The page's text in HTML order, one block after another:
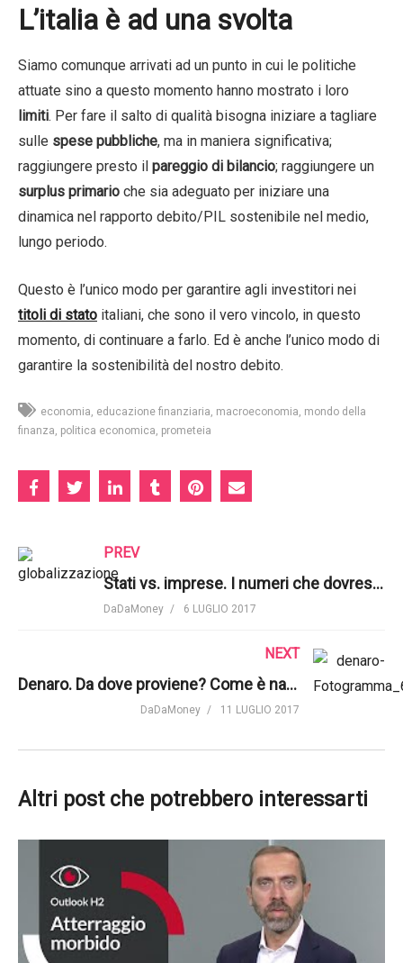
L’italia è ad una svolta
Siamo comunque arrivati ad un punto in cui le politiche
attuate sino a questo momento hanno mostrato i loro
limiti. Per fare il salto di qualità bisogna iniziare a tagliare
sulle spese pubbliche, ma in maniera significativa;
raggiungere presto il pareggio di bilancio; raggiungere un
surplus primario che sia adeguato per iniziare una
dinamica nel rapporto debito/PIL sostenibile nel medio,
lungo periodo.
Questo è l’unico modo per garantire agli investitori nei
titoli di stato italiani, che sono il vero vincolo, in questo
momento, di continuare a farlo. Ed è anche l’unico modo di
garantire la sostenibilità del nostro debito.
economia educazione finanziaria macroeconomia mondo della
finanza politica economica prometeia
PREV
Stati vs. imprese. I numeri che dovreste conoscere | The Rest of Us
DaDaMoney 6 LUGLIO 2017
NEXT
Denaro. Da dove proviene? Come è nato? | The Rest of Us
DaDaMoney 11 LUGLIO 2017
Altri post che potrebbero interessarti